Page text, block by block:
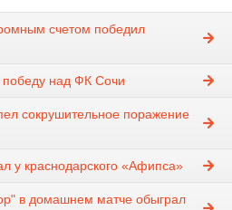
счетом победил
победу над ФК Сочи
сокрушительное поражение
у краснодарского «Афипса»
в домашнем матче обыграл